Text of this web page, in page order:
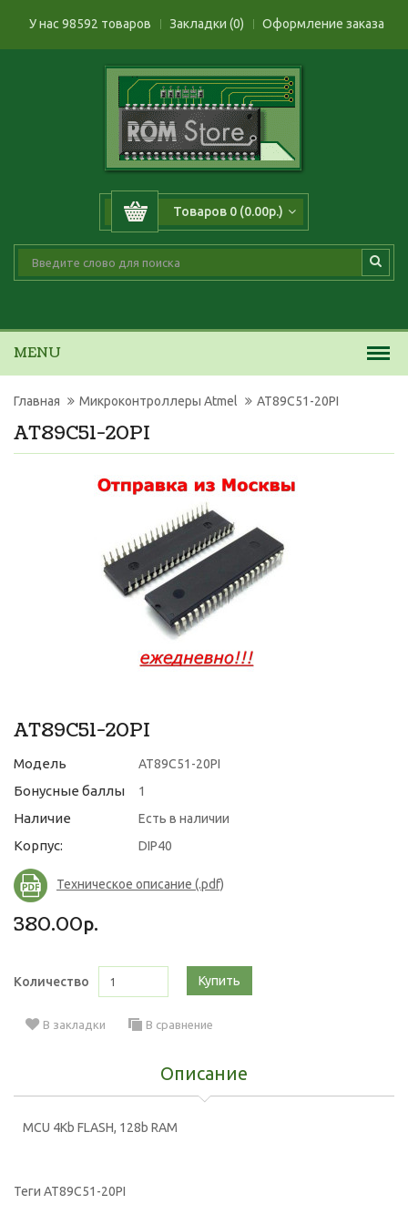
У нас 98592 товаров Закладки (0) Оформление заказа
Товаров 0 (0.00р.)
MENU
AT89C51-20PI
Главная Микроконтроллеры Atmel AT89C51-20PI
AT89C51-20PI
Модель AT89C51-20PI
Бонусные баллы 1
Наличие Есть в наличии
Корпус: DIP40
Техническое описание (.pdf)
380.00р.
Количество Купить
В закладки В сравнение
Описание
MCU 4Kb FLASH, 128b RAM
Теги AT89C51-20PI